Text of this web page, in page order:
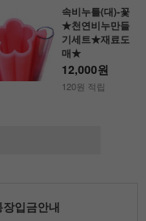
속비누틀(대)-꽃
★천연비누만들
기세트★재료도
매★
12,000원
120원 적립
장입금안내